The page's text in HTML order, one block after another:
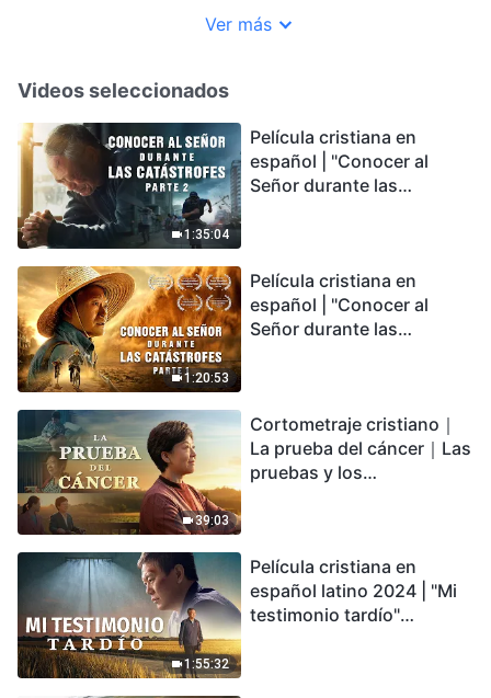
Ver más
Videos seleccionados
1:35:04
Película cristiana en
español | "Conocer al
Señor durante las
podemos sobrevivir?
1:20:53
Película cristiana en
español | "Conocer al
Señor durante las
encontrarás refugio?
39:03
Cortometraje cristiano｜
La prueba del cáncer｜Las
pruebas y los
1:55:32
Película cristiana en
español latino 2024 | "Mi
testimonio tardío"